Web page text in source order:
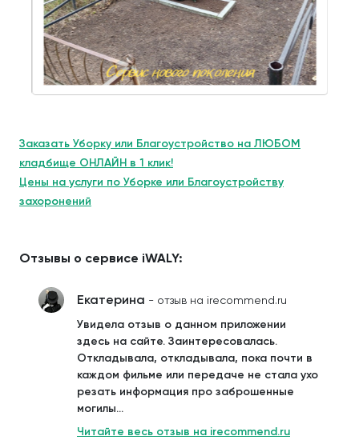
Заказать Уборку или Благоустройство на ЛЮБОМ
кладбище ОНЛАЙН в 1 клик!
Цены на услуги по Уборке или Благоустройству
захоронений
Отзывы о сервисе iWALY:
Екатерина - отзыв на irecommend.ru
Увидела отзыв о данном приложении
здесь на сайте. Заинтересовалась.
Откладывала, откладывала, пока почти в
каждом фильме или передаче не стала ухо
резать информация про заброшенные
могилы...
Читайте весь отзыв на irecommend.ru